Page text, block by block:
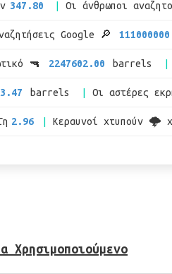
347.80 Οι άνθρωποι
Google 🔎
🔫 2247602.00 barrels
barrels Οι αστέρες
2.96 Κεραυνοί χτυπούν 🌩
Χρησιμοποιούμενο